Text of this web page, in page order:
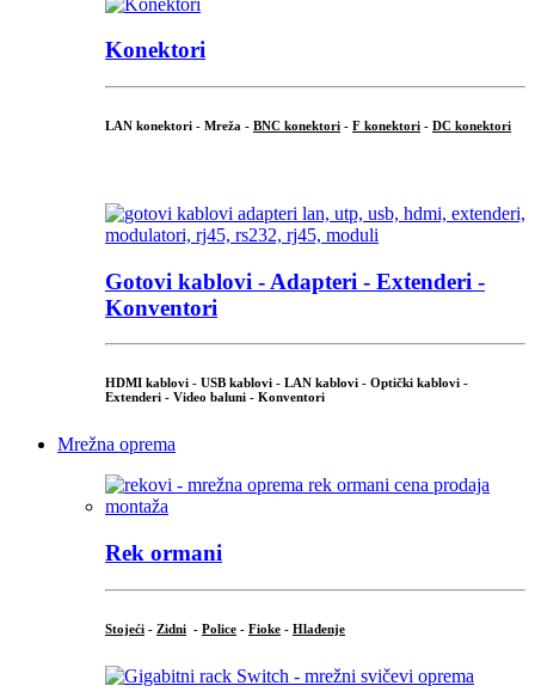
Konektori
LAN konektori - Mreža - BNC konektori - F konektori - DC konektori
Gotovi kablovi - Adapteri - Extenderi -
Konventori
HDMI kablovi - USB kablovi - LAN kablovi - Optički kablovi -
Extenderi - Video baluni - Konventori
Mrežna oprema
Rek ormani
Stojeći - Zidni - Police - Fioke - Hlađenje